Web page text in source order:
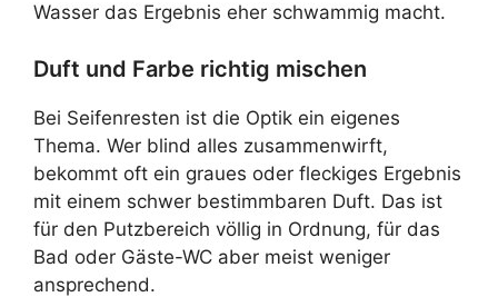
Wasser das Ergebnis eher schwammig macht.
Duft und Farbe richtig mischen
Bei Seifenresten ist die Optik ein eigenes
Thema. Wer blind alles zusammenwirft,
bekommt oft ein graues oder fleckiges Ergebnis
mit einem schwer bestimmbaren Duft. Das ist
für den Putzbereich völlig in Ordnung, für das
Bad oder Gäste-WC aber meist weniger
ansprechend.